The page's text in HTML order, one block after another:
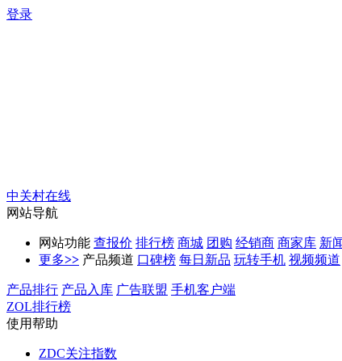
登录
中关村在线
网站导航
网站功能 查报价 排行榜 商城 团购 经销商 商家库 新
更多>> 产品频道 口碑榜 每日新品 玩转手机 视频频道
产品排行 产品入库 广告联盟 手机客户端
ZOL排行榜
使用帮助
ZDC关注指数